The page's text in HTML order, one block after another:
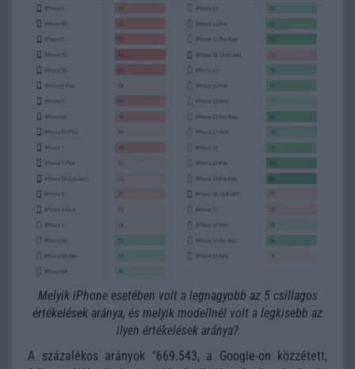
Melyik iPhone esetében volt a legnagyobb az 5 csillagos
értékelések aránya, és melyik modellnél volt a legkisebb az
ilyen értékelések aránya?
A százalékos arányok "669.543, a Google-on közzétett,